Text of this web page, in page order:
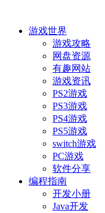
游戏世界
游戏攻略
网盘资源
有趣网站
游戏资讯
PS2游戏
PS3游戏
PS4游戏
PS5游戏
switch游戏
PC游戏
软件分享
编程指南
开发小册
Java开发